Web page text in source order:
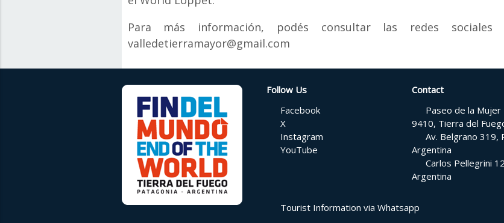
Para más información, podés consultar las redes
valledetierramayor@gmail.com
Follow Us
Facebook
X
Instagram
YouTube
Contact
Paseo de la
9410, Tierra del
Av. Belgrano 319,
Argentina
Carlos Pellegrini
Argentina
Tourist Information via Whatsapp